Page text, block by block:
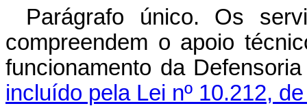
Parágrafo único. Os
compreendem o apoio
funcionamento da
incluído pela Lei nº 10.212,